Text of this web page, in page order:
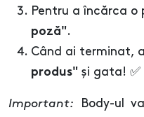
Pentru a încărca o
poză".
Când ai terminat,
produs" și gata! ✅
Important: Body-ul